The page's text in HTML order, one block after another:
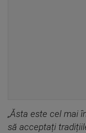
„Ăsta este cel mai
să acceptați